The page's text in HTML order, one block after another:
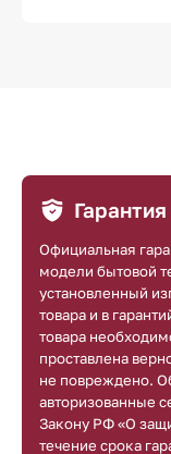
Гарантия
Официальная
модели бытовой
установленный
товара и в
товара
проставлена
не повреждено.
авторизованные
Закону РФ «О
течение срока